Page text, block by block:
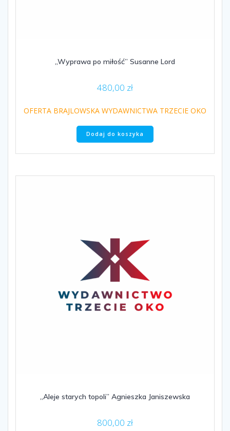
„Wyprawa po miłość” Susanne Lord
480,00 zł
OFERTA BRAJLOWSKA WYDAWNICTWA TRZECIE OKO
Dodaj do koszyka
„Aleje starych topoli” Agnieszka Janiszewska
800,00 zł